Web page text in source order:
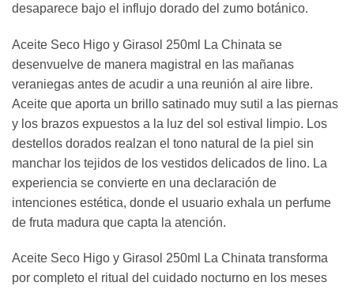
desaparece bajo el influjo dorado del zumo botánico.
Aceite Seco Higo y Girasol 250ml La Chinata se
desenvuelve de manera magistral en las mañanas
veraniegas antes de acudir a una reunión al aire libre.
Aceite que aporta un brillo satinado muy sutil a las piernas
y los brazos expuestos a la luz del sol estival limpio. Los
destellos dorados realzan el tono natural de la piel sin
manchar los tejidos de los vestidos delicados de lino. La
experiencia se convierte en una declaración de
intenciones estética, donde el usuario exhala un perfume
de fruta madura que capta la atención.
Aceite Seco Higo y Girasol 250ml La Chinata transforma
por completo el ritual del cuidado nocturno en los meses